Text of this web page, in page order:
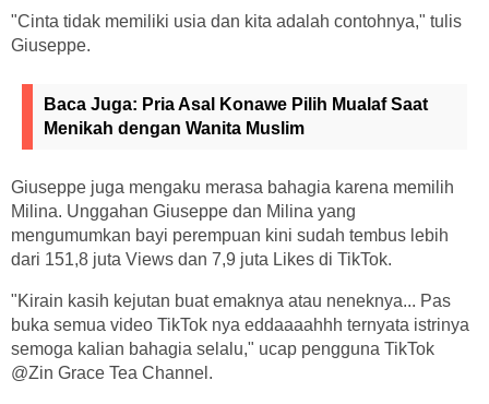
"Cinta tidak memiliki usia dan kita adalah contohnya," tulis
Giuseppe.
Baca Juga: Pria Asal Konawe Pilih Mualaf Saat
Menikah dengan Wanita Muslim
Giuseppe juga mengaku merasa bahagia karena memilih
Milina. Unggahan Giuseppe dan Milina yang
mengumumkan bayi perempuan kini sudah tembus lebih
dari 151,8 juta Views dan 7,9 juta Likes di TikTok.
"Kirain kasih kejutan buat emaknya atau neneknya... Pas
buka semua video TikTok nya eddaaaahhh ternyata istrinya
semoga kalian bahagia selalu," ucap pengguna TikTok
@Zin Grace Tea Channel.